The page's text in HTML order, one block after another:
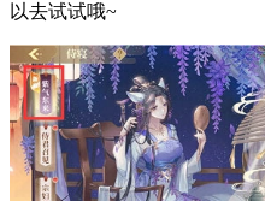
以去试试哦~